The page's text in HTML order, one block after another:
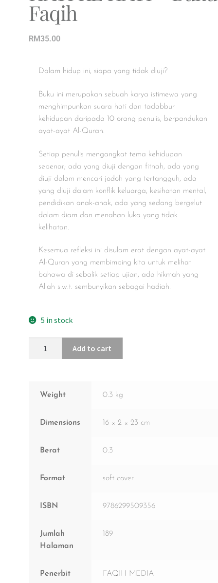
Faqih
RM35.00
Dalam hidup ini, siapa yang tidak diuji?
Buku ini merupakan sebuah karya istimewa yang
menghimpunkan suara hati dan tadabbur
kehidupan daripada 10 orang penulis, berpandukan
ayat-ayat Al-Quran.
Setiap penulis mengangkat tema kehidupan
sebenar; ada yang diuji dengan fitnah, ada yang
diuji dalam mencari jodoh yang tertangguh, ada
yang diuji dalam konflik keluarga, kesihatan mental,
pendidikan anak-anak, ada yang sedang bergelut
dalam diam dan menahan luka yang tidak
kelihatan.
Kesemua refleksi ini disulam erat dengan ayat-ayat
Al-Quran yang membimbing kita untuk melihat
bahawa di sebalik setiap ujian, ada hikmah yang
Allah s.w.t. sembunyikan sebagai hadiah.
5 in stock
Add to cart
Weight 0.3 kg
Dimensions 16 × 2 × 23 cm
Berat 0.3
Format soft cover
ISBN 9786299509356
Jumlah
Halaman
189
Penerbit FAQIH MEDIA